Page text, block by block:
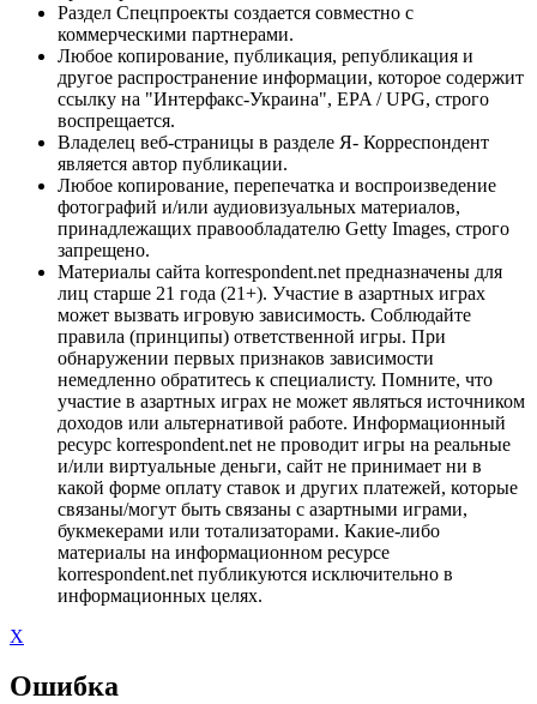
Раздел Спецпроекты создается совместно с
коммерческими партнерами.
Любое копирование, публикация, републикация и
другое распространение информации, которое содержит
ссылку на "Интерфакс-Украина", EPA / UPG, строго
воспрещается.
Владелец веб-страницы в разделе Я- Корреспондент
является автор публикации.
Любое копирование, перепечатка и воспроизведение
фотографий и/или аудиовизуальных материалов,
принадлежащих правообладателю Getty Images, строго
запрещено.
Материалы сайта korrespondent.net предназначены для
лиц старше 21 года (21+). Участие в азартных играх
может вызвать игровую зависимость. Соблюдайте
правила (принципы) ответственной игры. При
обнаружении первых признаков зависимости
немедленно обратитесь к специалисту. Помните, что
участие в азартных играх не может являться источником
доходов или альтернативой работе. Информационный
ресурс korrespondent.net не проводит игры на реальные
и/или виртуальные деньги, сайт не принимает ни в
какой форме оплату ставок и других платежей, которые
связаны/могут быть связаны с азартными играми,
букмекерами или тотализаторами. Какие-либо
материалы на информационном ресурсе
korrespondent.net публикуются исключительно в
информационных целях.
X
Ошибка